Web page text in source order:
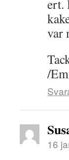
ert.
var
/
16